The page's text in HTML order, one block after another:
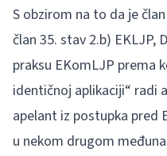
S obzirom na to da je
član 35. stav 2.b) EKLJP,
praksu EKomLJP prema
identičnoj aplikaciji“ radi
apelant iz postupka pred
u nekom drugom